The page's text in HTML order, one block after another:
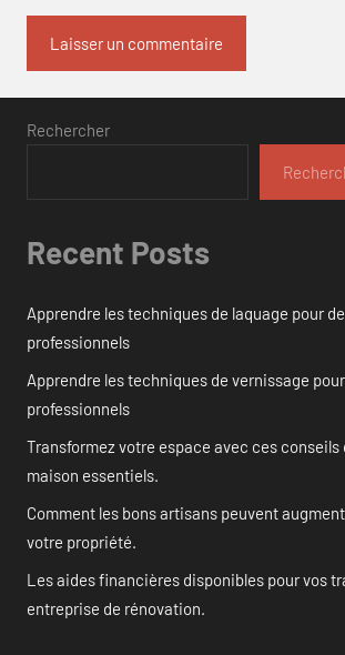
Rechercher
Recent Posts
Apprendre les techniques de laquage pour
professionnels
Apprendre les techniques de vernissage
professionnels
Transformez votre espace avec ces conseils
maison essentiels.
Comment les bons artisans peuvent
votre propriété.
Les aides financières disponibles pour vos
entreprise de rénovation.